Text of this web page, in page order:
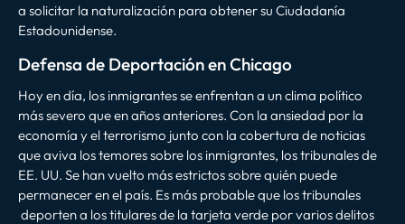
a solicitar la naturalización para obtener su Ciudadanía
Estadounidense.
Defensa de Deportación en Chicago
Hoy en día, los inmigrantes se enfrentan a un clima político
más severo que en años anteriores. Con la ansiedad por la
economía y el terrorismo junto con la cobertura de noticias
que aviva los temores sobre los inmigrantes, los tribunales de
EE. UU. Se han vuelto más estrictos sobre quién puede
permanecer en el país. Es más probable que los tribunales
deporten a los titulares de la tarjeta verde por varios delitos